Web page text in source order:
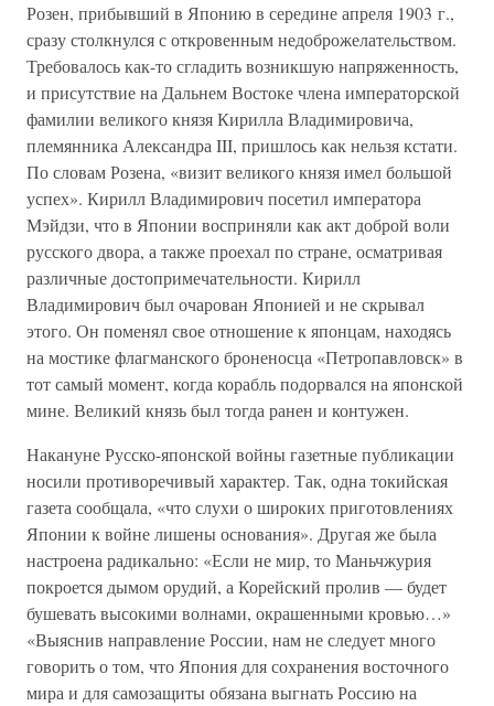
Розен, прибывший в Японию в середине апреля 1903 г.,
сразу столкнулся с откровенным недоброжелательством.
Требовалось как-то сгладить возникшую напряженность,
и присутствие на Дальнем Востоке члена императорской
фамилии великого князя Кирилла Владимировича,
племянника Александра III, пришлось как нельзя кстати.
По словам Розена, «визит великого князя имел большой
успех». Кирилл Владимирович посетил императора
Мэйдзи, что в Японии восприняли как акт доброй воли
русского двора, а также проехал по стране, осматривая
различные достопримечательности. Кирилл
Владимирович был очарован Японией и не скрывал
этого. Он поменял свое отношение к японцам, находясь
на мостике флагманского броненосца «Петропавловск» в
тот самый момент, когда корабль подорвался на японской
мине. Великий князь был тогда ранен и контужен.
Накануне Русско-японской войны газетные публикации
носили противоречивый характер. Так, одна токийская
газета сообщала, «что слухи о широких приготовлениях
Японии к войне лишены основания». Другая же была
настроена радикально: «Если не мир, то Маньчжурия
покроется дымом орудий, а Корейский пролив — будет
бушевать высокими волнами, окрашенными кровью…»
«Выяснив направление России, нам не следует много
говорить о том, что Япония для сохранения восточного
мира и для самозащиты обязана выгнать Россию на